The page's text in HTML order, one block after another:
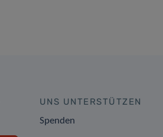
UNS UNTERSTÜTZEN
Spenden